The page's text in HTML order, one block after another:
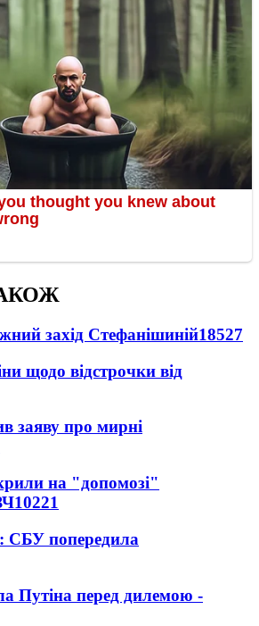
захід Стефанішиній18527
щодо відстрочки від
заяву про мирні
на "допомозі"
10221
СБУ попередила
Путіна перед дилемою -